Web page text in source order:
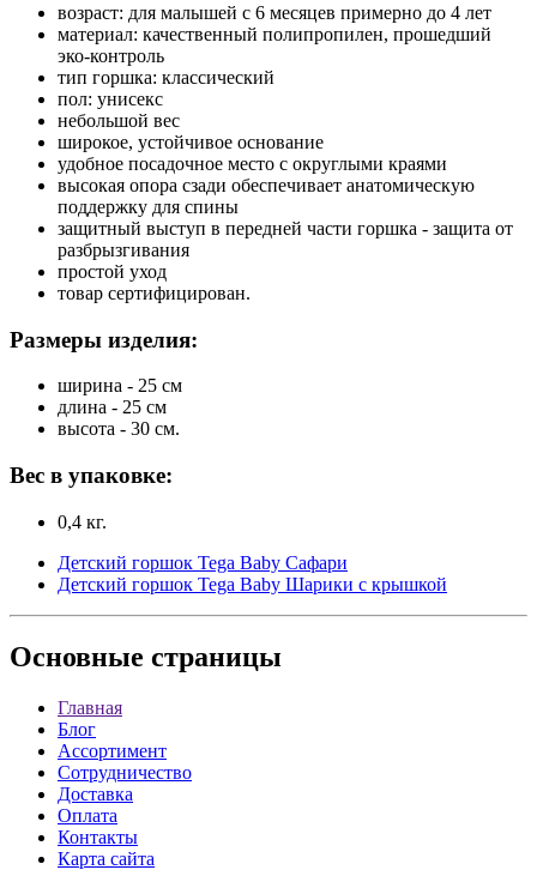
возраст: для малышей с 6 месяцев примерно до 4 лет
материал: качественный полипропилен, прошедший
эко-контроль
тип горшка: классический
пол: унисекс
небольшой вес
широкое, устойчивое основание
удобное посадочное место с округлыми краями
высокая опора сзади обеспечивает анатомическую
поддержку для спины
защитный выступ в передней части горшка - защита от
разбрызгивания
простой уход
товар сертифицирован.
Размеры изделия:
ширина - 25 см
длина - 25 см
высота - 30 см.
Вес в упаковке:
0,4 кг.
Детский горшок Tega Baby Сафари
Детский горшок Tega Baby Шарики с крышкой
Основные страницы
Главная
Блог
Ассортимент
Сотрудничество
Доставка
Оплата
Контакты
Карта сайта